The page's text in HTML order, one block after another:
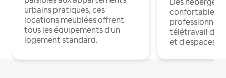
urbains pratiques, ces
locations meublées offrent
tous les équipements d'un
logement standard.
confortables
professionnels
télétravail
et d'espaces